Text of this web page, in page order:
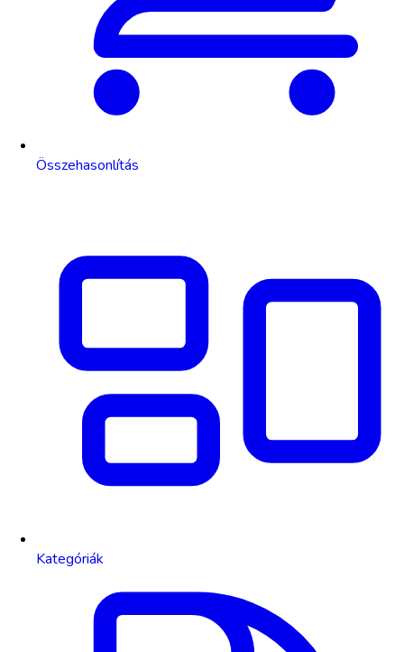
Összehasonlítás
Kategóriák